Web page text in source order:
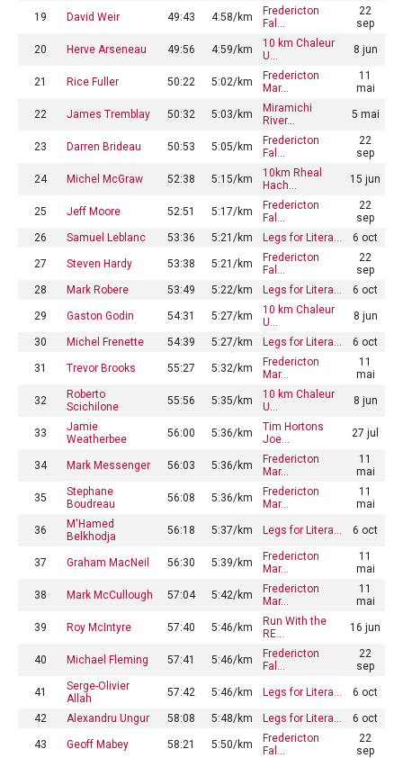
19 David Weir 49:43 4:58/km
Fredericton
Fal…
22
sep
20 Herve Arseneau 49:56 4:59/km
10 km Chaleur
U…
8 jun
21 Rice Fuller 50:22 5:02/km
Fredericton
Mar…
11
mai
22 James Tremblay 50:32 5:03/km
Miramichi
River…
5 mai
23 Darren Brideau 50:53 5:05/km
Fredericton
Fal…
22
sep
24 Michel McGraw 52:38 5:15/km
10km Rheal
Hach…
15 jun
25 Jeff Moore 52:51 5:17/km
Fredericton
Fal…
22
sep
26
Samuel Leblanc 53:36 5:21/km Legs for Litera… 6 oct
27 Steven Hardy 53:38 5:21/km
Fredericton
Fal…
22
sep
28
Mark Robere 53:49 5:22/km Legs for Litera… 6 oct
29 Gaston Godin 54:31 5:27/km
10 km Chaleur
U…
8 jun
30 Michel Frenette 54:39 5:27/km Legs for Litera… 6 oct
31 Trevor Brooks 55:27 5:32/km
Fredericton
Mar…
11
mai
32
Roberto
Scichilone
55:56 5:35/km
10 km Chaleur
U…
8 jun
33
Jamie
Weatherbee
56:00 5:36/km
Tim Hortons
Joe…
27 jul
34 Mark Messenger 56:03 5:36/km
Fredericton
Mar…
11
mai
35
Stephane
Boudreau
56:08 5:36/km
Fredericton
Mar…
11
mai
36
M'Hamed
Belkhodja
56:18 5:37/km Legs for Litera… 6 oct
37 Graham MacNeil 56:30 5:39/km
Fredericton
Mar…
11
mai
38 Mark McCullough 57:04 5:42/km
Fredericton
Mar…
11
mai
39 Roy McIntyre 57:40 5:46/km
Run With the
RE…
16 jun
40 Michael Fleming 57:41 5:46/km
Fredericton
Fal…
22
sep
41
Serge-Olivier
Allah
57:42 5:46/km Legs for Litera… 6 oct
42 Alexandru Ungur 58:08 5:48/km Legs for Litera… 6 oct
43 Geoff Mabey 58:21 5:50/km
Fredericton
Fal…
22
sep